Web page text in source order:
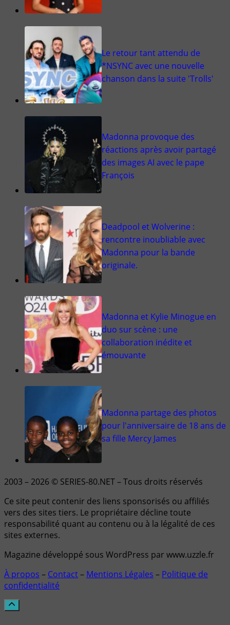
Le retour tant attendu de
*NSYNC avec une nouvelle
chanson dans la suite 'Trolls'
Madonna provoque des
réactions après avoir partagé
des images AI avec le pape
François
Deadpool et Wolverine :
rencontre inoubliable avec
Madonna pour la bande
originale.
Madonna et Kylie Minogue en
duo sur scène : une
collaboration inédite et
émouvante
Madonna partage des photos
pour l'anniversaire de 18 ans de
sa fille Mercy James
2003 – 2026 © SERIES-80.NET – Tous droits réservés
Ce site peut contenir des liens sponsorisés ou affiliés
vers des sites tiers. Le propriétaire décline toute
responsabilité quant au contenu ou à la légalité de ces
sites externes.
Magazine développé sous WordPress par www.uzzle.fr
À propos – Contact– Mentions Légales – Politique de
confidentialité